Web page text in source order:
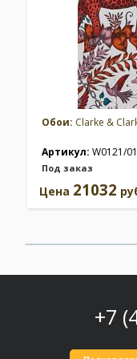
Обои: Clarke &
Артикул: W0121/01
Под заказ
Цена 21032
+7